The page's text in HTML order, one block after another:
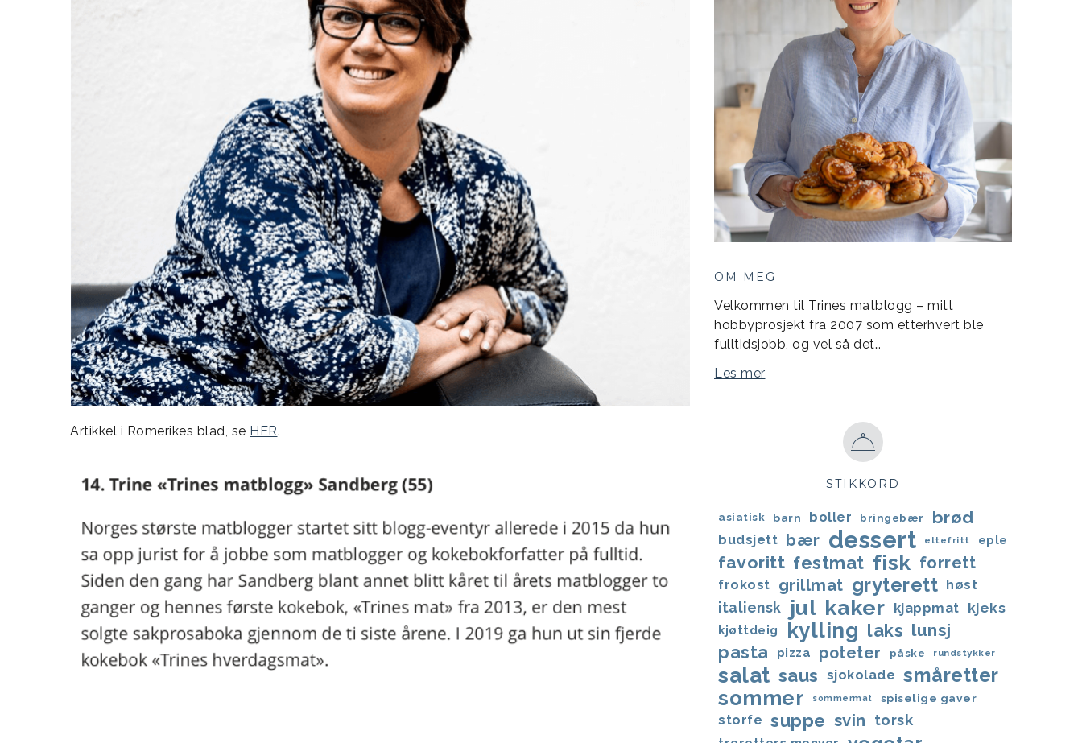
Artikkel i Romerikes blad, se HER.
OM MEG
Velkommen til Trines matblogg – mitt
hobbyprosjekt fra 2007 som etterhvert ble
fulltidsjobb, og vel så det…
Les mer
STIKKORD
asiatisk barn boller bringebær brød
budsjett bær dessert eltefritt eple
favoritt festmat fisk forrett
frokost grillmat gryterett høst
italiensk jul kaker kjappmat kjeks
kjøttdeig kylling laks lunsj
pasta
pizza poteter påske rundstykker
salat saus sjokolade småretter
sommer sommermat spiselige gaver
storfe suppe svin torsk